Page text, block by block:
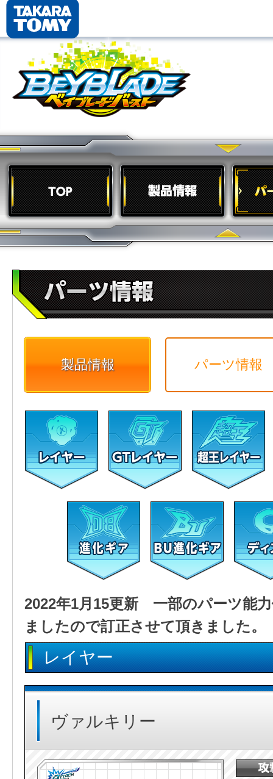
製品情報 パーツ情報
2022年1月15更新 一部のパーツ能
ましたので訂正させて頂きました。
レイヤー
ヴァルキリー